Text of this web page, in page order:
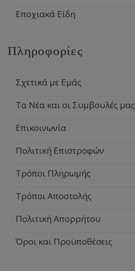
Εποχιακά Είδη
Πληροφορίες
Σχετικά με Εμάς
Τα Νέα και οι Συμβουλές μας
Επικοινωνία
Πολιτική Επιστροφών
Τρόποι Πληρωμής
Τρόποι Αποστολής
Πολιτική Απορρήτου
Όροι και Προϋποθέσεις